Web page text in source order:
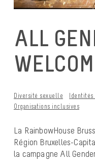
ALL
Diversité sexuelle
Organisations inclusives
La RainbowHouse
Région Bruxelles-
la campagne All